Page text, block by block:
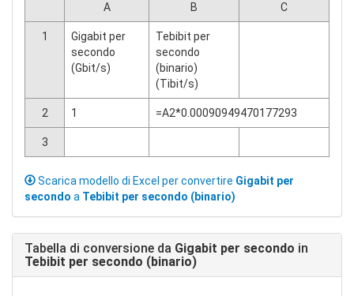
A B C
1
Gigabit per
secondo
(Gbit/s)
Tebibit per
secondo
(binario)
(Tibit/s)
2 1 =A2*0.00090949470177293
3
Scarica modello di Excel per convertire Gigabit per
secondo a Tebibit per secondo (binario)
Tabella di conversione da Gigabit per secondo in
Tebibit per secondo (binario)